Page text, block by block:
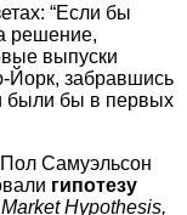
“Если бы
решение,
выпуски
Йорк, забравшись
были бы в первых
Самуэльсон
гипотезу
Hypothesis,